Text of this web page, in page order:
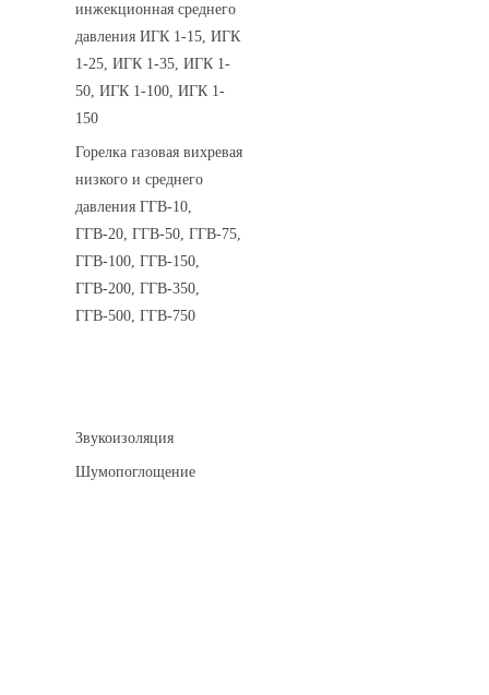
инжекционная среднего
давления ИГК 1-15, ИГК
1-25, ИГК 1-35, ИГК 1-
50, ИГК 1-100, ИГК 1-
150
Горелка газовая вихревая
низкого и среднего
давления ГГВ-10,
ГГВ-20, ГГВ-50, ГГВ-75,
ГГВ-100, ГГВ-150,
ГГВ-200, ГГВ-350,
ГГВ-500, ГГВ-750
Звукоизоляция
Шумопоглощение